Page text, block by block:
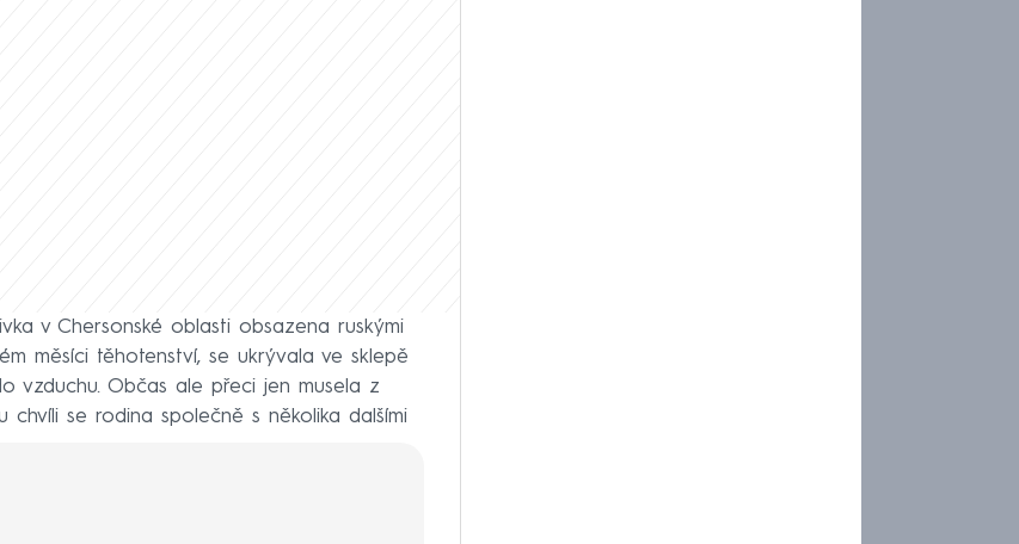
v Chersonské oblasti obsazena ruskými
měsíci těhotenství, se ukrývala ve sklepě
vzduchu. Občas ale přeci jen musela z
se rodina společně s několika dalšími